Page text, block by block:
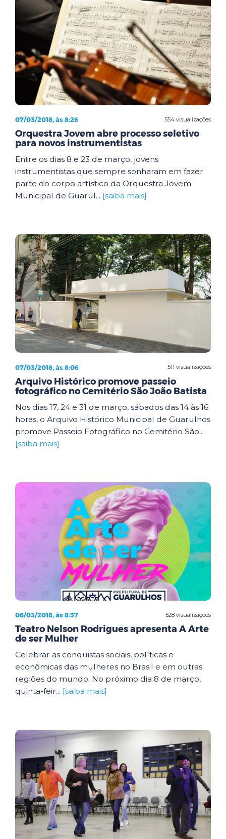
554 visualizações
07/03/2018, às 8:26
Orquestra Jovem abre processo seletivo
para novos instrumentistas
Entre os dias 8 e 23 de março, jovens
instrumentistas que sempre sonharam em fazer
parte do corpo artístico da Orquestra Jovem
Municipal de Guarul... [saiba mais]
511 visualizações
07/03/2018, às 8:06
Arquivo Histórico promove passeio
fotográfico no Cemitério São João Batista
Nos dias 17, 24 e 31 de março, sábados das 14 às 16
horas, o Arquivo Histórico Municipal de Guarulhos
promove Passeio Fotográfico no Cemitério São...
[saiba mais]
528 visualizações
06/03/2018, às 8:37
Teatro Nelson Rodrigues apresenta A Arte
de ser Mulher
Celebrar as conquistas sociais, políticas e
econômicas das mulheres no Brasil e em outras
regiões do mundo. No próximo dia 8 de março,
quinta-feir... [saiba mais]